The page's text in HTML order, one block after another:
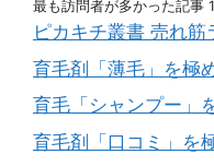
最も訪問者が多かった記事
ピカキチ叢書 売れ
育毛剤「薄毛」を極
育毛「シャンプー」
育毛剤「口コミ」を